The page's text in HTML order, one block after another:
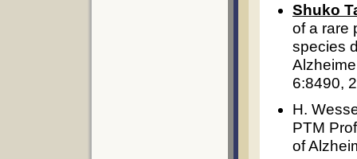
Shuko
of a rare
species
6:8490,
H.
PTM
of